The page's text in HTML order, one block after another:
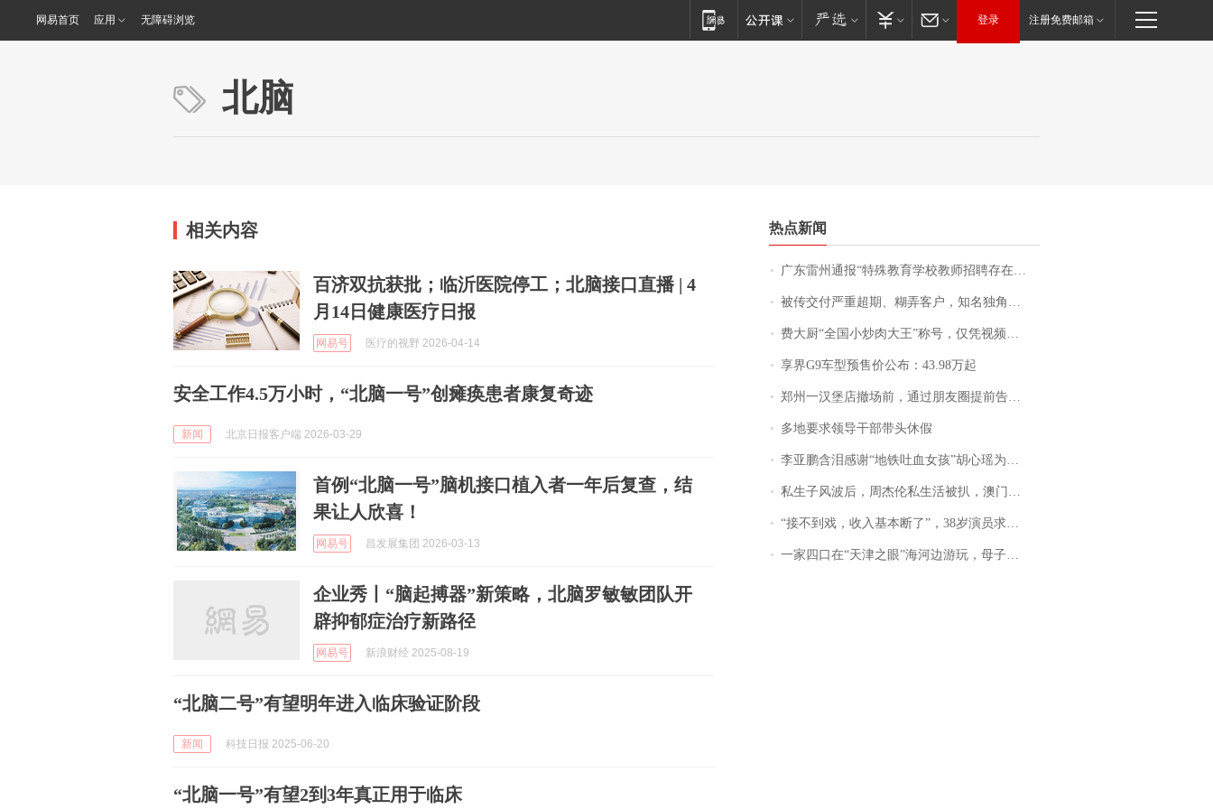
网易首页 应用 无障碍浏览 登录 注册免费邮箱
北脑
相关内容
百济双抗获批；临沂医院停工；北脑接口直播 | 4
月14日健康医疗日报
网易号 医疗的视野 2026-04-14
安全工作4.5万小时，“北脑一号”创瘫痪患者康复奇迹
新闻 北京日报客户端 2026-03-29
首例“北脑一号”脑机接口植入者一年后复查，结
果让人欣喜！
网易号 昌发展集团 2026-03-13
企业秀丨“脑起搏器”新策略，北脑罗敏敏团队开
辟抑郁症治疗新路径
网易号 新浪财经 2025-08-19
“北脑二号”有望明年进入临床验证阶段
新闻 科技日报 2025-06-20
“北脑一号”有望2到3年真正用于临床
热点新闻
广东雷州通报“特殊教育学校教师招聘存在违规行为”：已启动问责程序 副校长被停职
被传交付严重超期、糊弄客户，知名独角兽车企创始人回应：都没证据，将依法采取措施，“本人长期与美国交管局保持沟通，对方表示肯定”
费大厨“全国小炒肉大王”称号，仅凭视频评出？中国烹饪协会回应
享界G9车型预售价公布：43.98万起
郑州一汉堡店撤场前，通过朋友圈提前告知逐一退费，有顾客仅剩1元也全被退回，分文不少；顾客：言而有信，让人感动
多地要求领导干部带头休假
李亚鹏含泪感谢“地铁吐血女孩”胡心瑶为嫣然天使捐99999元：这份捐赠太沉重，尊重其捐赠意愿，个人向胡心瑶和她的病友之家各捐赠99999元
私生子风波后，周杰伦私生活被扒，澳门输10亿传闻早已经水落石出
“接不到戏，收入基本断了”，38岁演员求职景区NPC：工作量断崖式下跌，留给我试错的时间不多了
一家四口在“天津之眼”海河边游玩，母子俩不幸溺亡